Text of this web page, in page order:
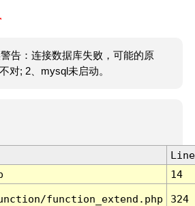
告：连接数据库失败，可能的原
对; 2、mysql未启动。
Line
14
function_extend.php 324